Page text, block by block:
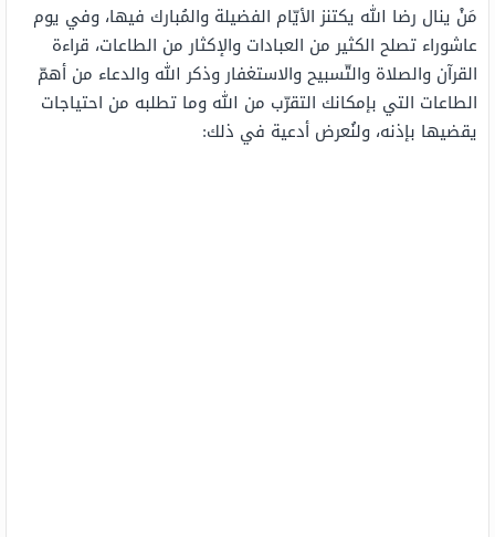
مَنْ ينال رضا الله يكتنز الأيّام الفضيلة والمُبارك فيها، وفي يوم
عاشوراء تصلح الكثير من العبادات والإكثار من الطاعات، قراءة
القرآن والصلاة والتّسبيح والاستغفار وذكر الله والدعاء من أهمّ
الطاعات التي بإمكانك التقرّب من الله وما تطلبه من احتياجات
يقضيها بإذنه، ولنُعرض أدعية في ذلك: